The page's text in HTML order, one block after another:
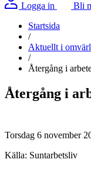
Logga in
Bli
Startsida
/
Aktuellt i
/
Återgång i
Återgång i
Torsdag 6 november
Källa: Suntarbetsliv